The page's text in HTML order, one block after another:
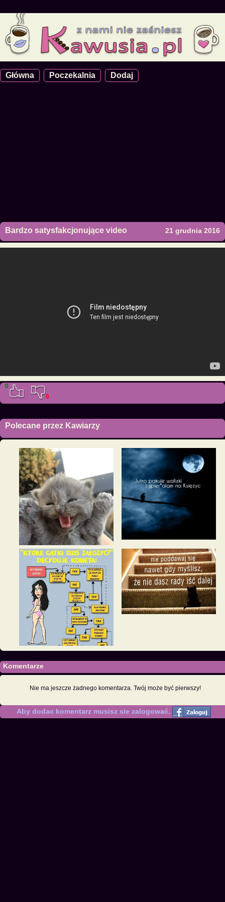
Główna Poczekalnia Dodaj
Bardzo satysfakcjonujące video 21 grudnia 2016
0
0
Polecane przez Kawiarzy
Komentarze
Nie ma jeszcze żadnego komentarza. Twój może być pierwszy!
Aby dodac komentarz musisz sie zalogować.